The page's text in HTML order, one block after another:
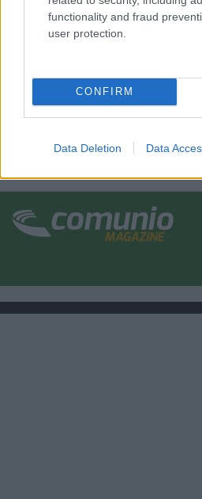
functionality and fraud
user protection.
CONFIRM
Data Deletion Data